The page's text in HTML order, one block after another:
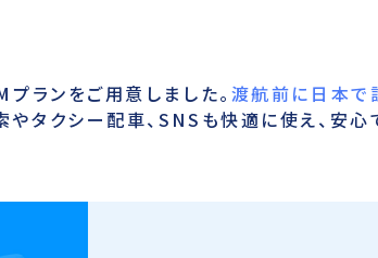
ランをご用意しました。 渡航前に日本で
やタクシー配車、SNSも快適に使え、安